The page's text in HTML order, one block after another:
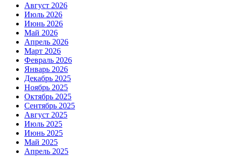
Август 2026
Июль 2026
Июнь 2026
Май 2026
Апрель 2026
Март 2026
Февраль 2026
Январь 2026
Декабрь 2025
Ноябрь 2025
Октябрь 2025
Сентябрь 2025
Август 2025
Июль 2025
Июнь 2025
Май 2025
Апрель 2025